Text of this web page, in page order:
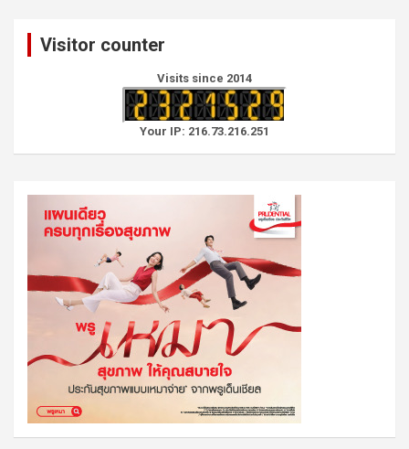
Visitor counter
Visits since 2014
Your IP: 216.73.216.251